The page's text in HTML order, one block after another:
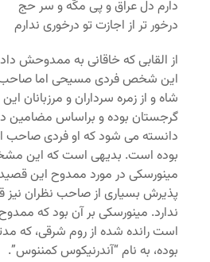
دارم دل عراق و پی مکّه و سر حج
درخور تر از اجازت تو درخوری ندارم
از القابی که خاقانی به ممدوحش
این شخص فردی مسیحی اما صاحب
شاه و از زمره سرداران و مرزبانان
گرجستان بوده و براساس مضامین
دانسته می شود که او فردی صاحب
بوده است. بدیهی است که این
مینورسکی در مورد ممدوح این
پذیرش بسیاری از صاحب نظران نیز
ندارد. مینورسکی بر آن بود که
است رانده شده از روم شرقی، که
بوده، به نام “آندرنیکوس کمننوس”.